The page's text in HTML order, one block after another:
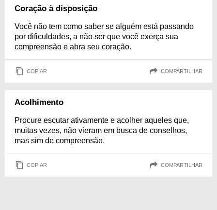
Coração à disposição
Você não tem como saber se alguém está passando
por dificuldades, a não ser que você exerça sua
compreensão e abra seu coração.
COPIAR COMPARTILHAR
Acolhimento
Procure escutar ativamente e acolher aqueles que,
muitas vezes, não vieram em busca de conselhos,
mas sim de compreensão.
COPIAR COMPARTILHAR